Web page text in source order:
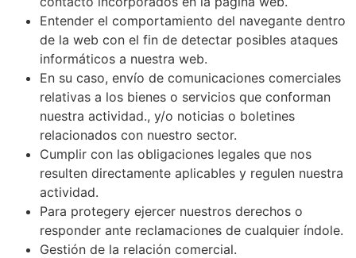
Entender el comportamiento del navegante dentro
de la web con el fin de detectar posibles ataques
informáticos a nuestra web.
En su caso, envío de comunicaciones comerciales
relativas a los bienes o servicios que conforman
nuestra actividad., y/o noticias o boletines
relacionados con nuestro sector.
Cumplir con las obligaciones legales que nos
resulten directamente aplicables y regulen nuestra
actividad.
Para protegery ejercer nuestros derechos o
responder ante reclamaciones de cualquier índole.
Gestión de la relación comercial.